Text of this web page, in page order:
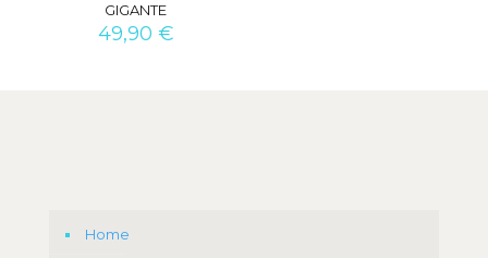
GIGANTE
49,90 €
Home